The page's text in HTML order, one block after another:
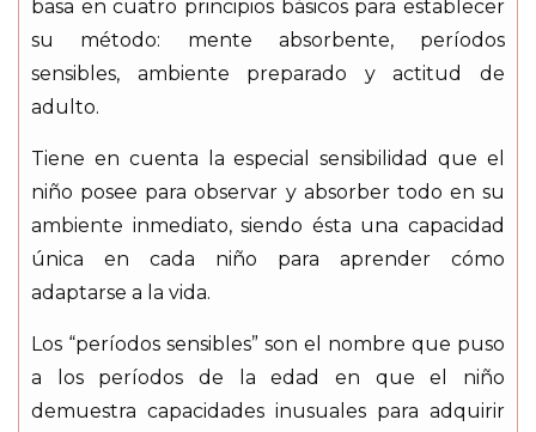
basa en cuatro principios básicos para establecer
su método: mente absorbente, períodos
sensibles, ambiente preparado y actitud de
adulto.
Tiene en cuenta la especial sensibilidad que el
niño posee para observar y absorber todo en su
ambiente inmediato, siendo ésta una capacidad
única en cada niño para aprender cómo
adaptarse a la vida.
Los “períodos sensibles” son el nombre que puso
a los períodos de la edad en que el niño
demuestra capacidades inusuales para adquirir